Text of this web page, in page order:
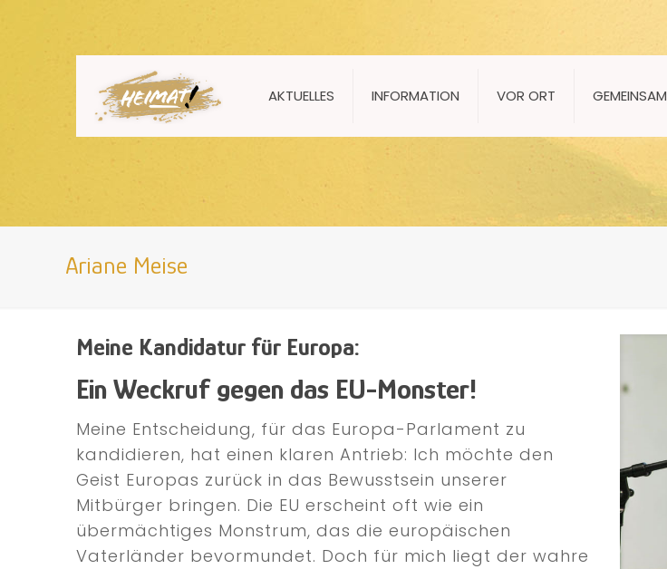
AKTUELLES INFORMATION VOR ORT
Ariane Meise
Meine Kandidatur für Europa:
Ein Weckruf gegen das EU-Monster!
Meine Entscheidung, für das Europa-Parlament zu
kandidieren, hat einen klaren Antrieb: Ich möchte den
Geist Europas zurück in das Bewusstsein unserer
Mitbürger bringen. Die EU erscheint oft wie ein
übermächtiges Monstrum, das die europäischen
Vaterländer bevormundet. Doch für mich liegt der wahre